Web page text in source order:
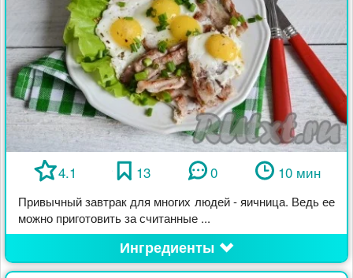
4.1 13 0 10 мин
Привычный завтрак для многих людей - яичница. Ведь ее
можно приготовить за считанные ...
Ингредиенты